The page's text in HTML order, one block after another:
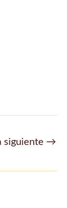
siguiente →